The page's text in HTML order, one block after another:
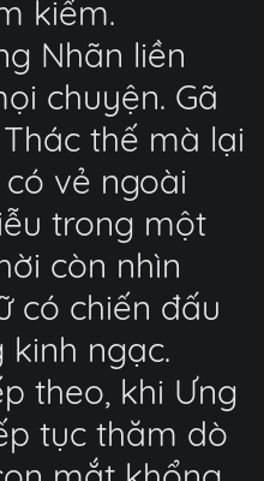
kiếm.
Nhãn liền
chuyện. Gã
thế mà lại
vẻ ngoài
trong một
còn nhìn
có chiến đấu
kinh ngạc.
theo, khi Ưng
tục thăm dò